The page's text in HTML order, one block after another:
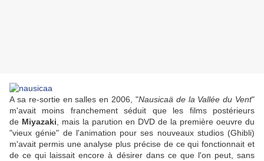
A sa re-sortie en salles en 2006, "Nausicaä de la Vallée du Vent"
m'avait moins franchement séduit que les films postérieurs
de Miyazaki , mais la parution en DVD de la première oeuvre du
"vieux génie" de l'animation pour ses nouveaux studios (Ghibli)
m'avait permis une analyse plus précise de ce qui fonctionnait et
de ce qui laissait encore à désirer dans ce que l'on peut, sans